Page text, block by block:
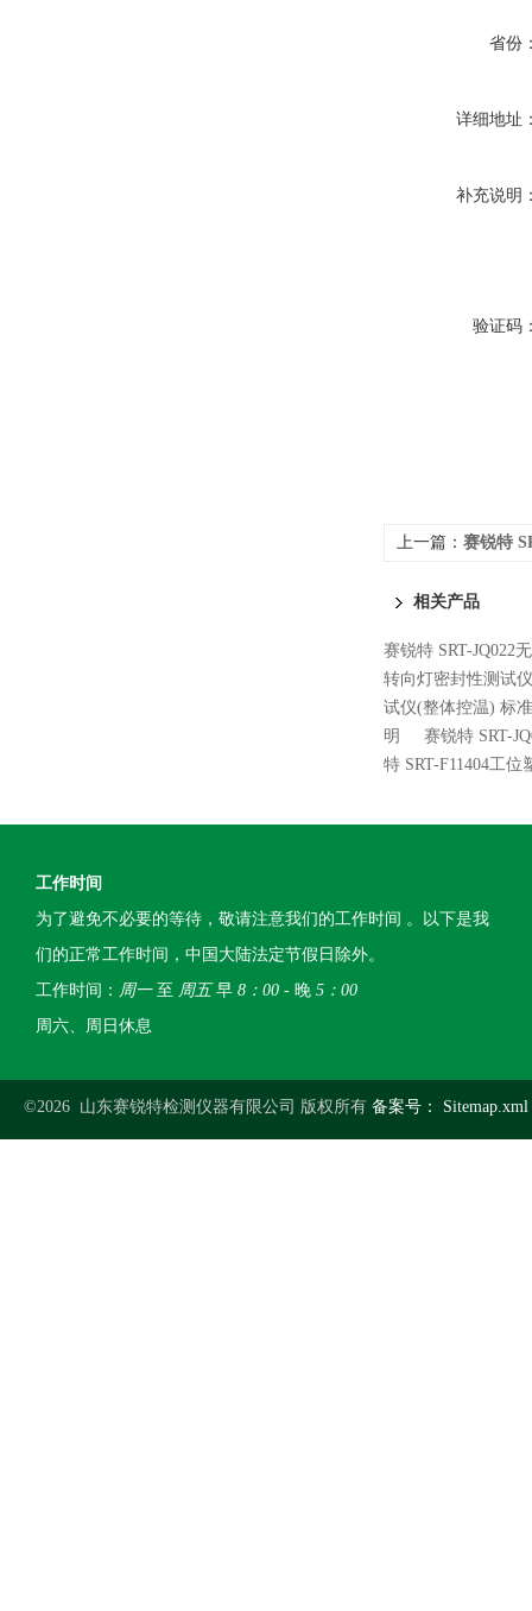
省份
详细地址
补充说明
验证码
上一篇： 赛锐特
相关产品
赛锐特 SRT-JQ022
转向灯密封性测试
试仪(整体控温) 标准
明
赛锐特 SRT-
特 SRT-F11404工
工作时间
为了避免不必要的等待，敬请注意我们的工作时间 。以下是我
们的正常工作时间，中国大陆法定节假日除外。
工作时间： 周一至 周五早 8：00 - 晚 5：00
周六、周日休息
©2026 山东赛锐特检测仪器有限公司 版权所有 备案号： Sitemap.xml